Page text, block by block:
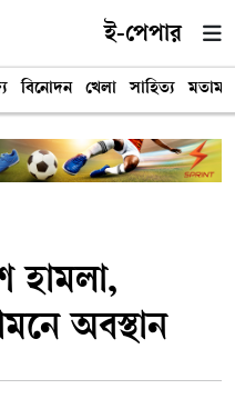
ই-পেপার
বিনোদন খেলা সাহিত্য মতামত
হামলা,
অবস্থান